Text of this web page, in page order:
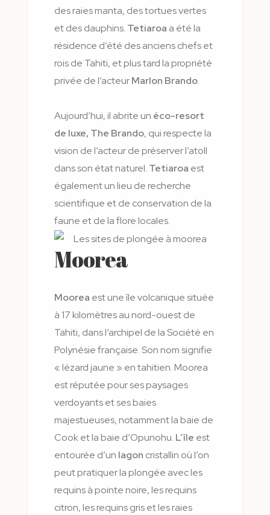
des raies manta, des tortues vertes
et des dauphins. Tetiaroa a été la
résidence d’été des anciens chefs et
rois de Tahiti, et plus tard la propriété
privée de l’acteurMarlon Brando.
Aujourd’hui, il abrite un éco-resort
de luxe, The Brando, qui respecte la
vision de l’acteur de préserver l’atoll
dans son état naturel. Tetiaroa est
également un lieu de recherche
scientifique et de conservation de la
faune et de la flore locales.
Moorea
Moorea est une île volcanique située
à 17 kilomètres au nord-ouest de
Tahiti, dans l’archipel de la Société en
Polynésie française. Son nom signifie
« lézard jaune » en tahitien. Moorea
est réputée pour ses paysages
verdoyants et ses baies
majestueuses, notamment la baie de
Cook et la baie d’Opunohu. L’île est
entourée d’un lagon cristallin où l’on
peut pratiquer la plongée avec les
requins à pointe noire, les requins
citron, les requins gris et les raies